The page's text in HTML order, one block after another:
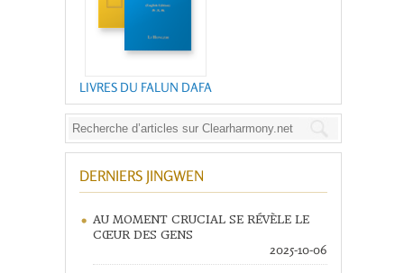
LIVRES DU FALUN DAFA
DERNIERS JINGWEN
AU MOMENT CRUCIAL SE RÉVÈLE LE
CŒUR DES GENS
2025-10-06